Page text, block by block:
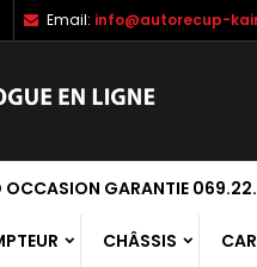
Email: info@autorecup-
OCCASION GARANTIE
CHÂSSIS